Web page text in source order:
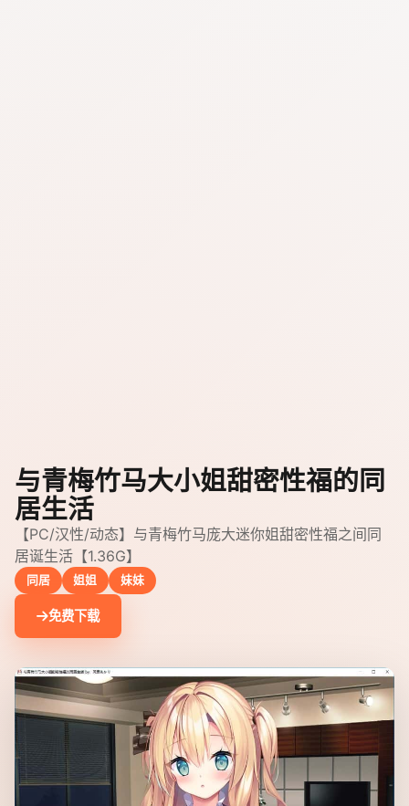
与青梅竹马大小姐甜密性福的同
居生活
【PC/汉性/动态】与青梅竹马庞大迷你姐甜密性福之间同
居诞生活【1.36G】
同居 姐姐 妹妹
免费下载